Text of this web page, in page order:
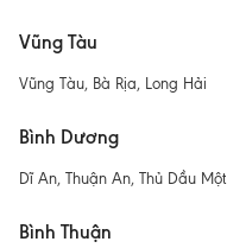
Vũng Tàu
Vũng Tàu, Bà Rịa, Long Hải
Bình Dương
Dĩ An, Thuận An, Thủ Dầu Một
Bình Thuận